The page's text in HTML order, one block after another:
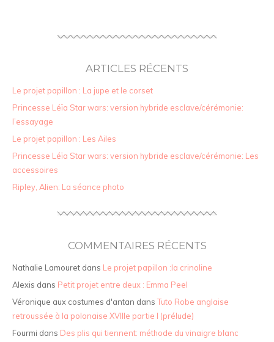
ARTICLES RÉCENTS
Le projet papillon : La jupe et le corset
Princesse Léïa Star wars: version hybride esclave/cérémonie:
l’essayage
Le projet papillon : Les Ailes
Princesse Léïa Star wars: version hybride esclave/cérémonie: Les
accessoires
Ripley, Alien: La séance photo
COMMENTAIRES RÉCENTS
Nathalie Lamouret dans Le projet papillon :la crinoline
Alexis dans Petit projet entre deux : Emma Peel
Véronique aux costumes d'antan dansTuto Robe anglaise
retroussée à la polonaise XVIIIe partie I (prélude)
Fourmi dans Des plis qui tiennent: méthode du vinaigre blanc